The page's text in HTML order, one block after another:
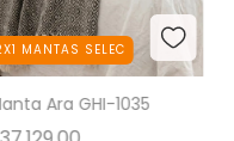
MANTAS SELEC
Ara GHI-1035